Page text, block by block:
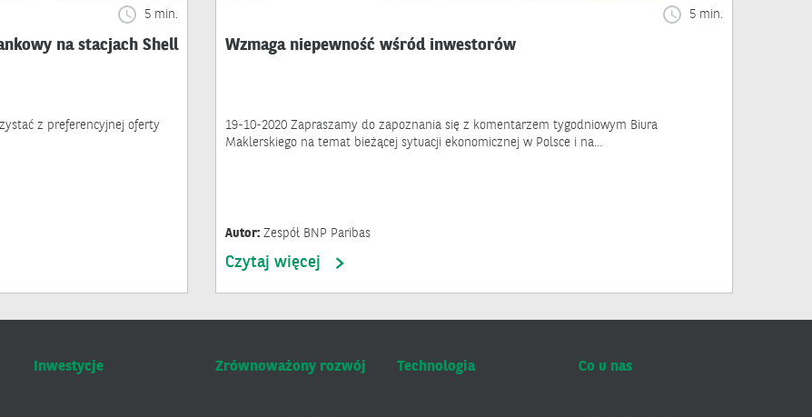
5 min.
na stacjach Shell
z preferencyjnej oferty
5 min.
Wzmaga niepewność wśród inwestorów
19-10-2020 Zapraszamy do zapoznania się z komentarzem tygodniowym Biura
Maklerskiego na temat bieżącej sytuacji ekonomicznej w Polsce i na…
Autor: Zespół BNP Paribas
Czytaj więcej
Inwestycje Zrównoważony rozwój Technologia Co u nas